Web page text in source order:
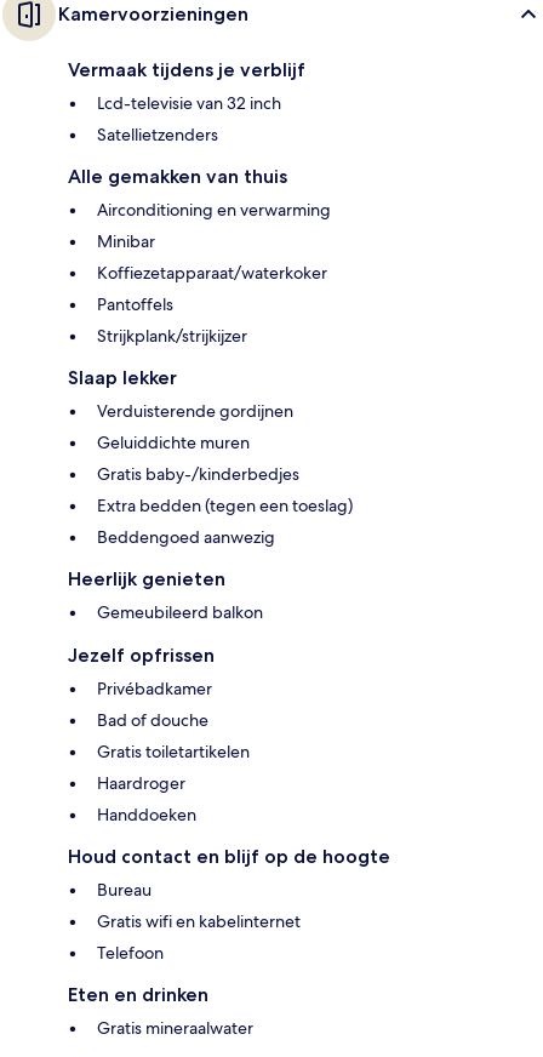
Kamervoorzieningen
Vermaak tijdens je verblijf
Lcd-televisie van 32 inch
Satellietzenders
Alle gemakken van thuis
Airconditioning en verwarming
Minibar
Koffiezetapparaat/waterkoker
Pantoffels
Strijkplank/strijkijzer
Slaap lekker
Verduisterende gordijnen
Geluiddichte muren
Gratis baby-/kinderbedjes
Extra bedden (tegen een toeslag)
Beddengoed aanwezig
Heerlijk genieten
Gemeubileerd balkon
Jezelf opfrissen
Privébadkamer
Bad of douche
Gratis toiletartikelen
Haardroger
Handdoeken
Houd contact en blijf op de hoogte
Bureau
Gratis wifi en kabelinternet
Telefoon
Eten en drinken
Gratis mineraalwater